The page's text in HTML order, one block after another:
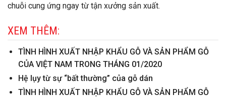
chuỗi cung ứng ngay từ tận xưởng sản xuất.
XEM THÊM:
TÌNH HÌNH XUẤT NHẬP KHẨU GỖ VÀ SẢN PHẨM GỖ
CỦA VIỆT NAM TRONG THÁNG 01/2020
Hệ lụy từ sự “bất thường” của gỗ dán
TÌNH HÌNH XUẤT NHẬP KHẨU GỖ VÀ SẢN PHẨM GỖ